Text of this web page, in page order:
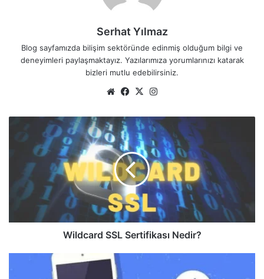
Serhat Yılmaz
Blog sayfamızda bilişim sektöründe edinmiş olduğum bilgi ve
deneyimleri paylaşmaktayız. Yazılarımıza yorumlarınızı katarak
bizleri mutlu edebilirsiniz.
We
sit
esi
Fa
bo
ok
X
ra
m
S
Wildcard SSL Sertifikası Nedir?